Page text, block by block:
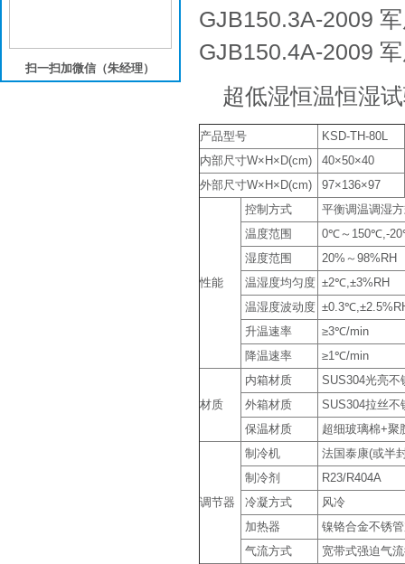
GJB150.3A-2009
GJB150.4A-2009
超低湿恒温恒湿
产品型号
KSD-TH-80L
内部尺寸W×H×D(cm)
40×50×40
外部尺寸W×H×D(cm)
97×136×97
性能
控制方式
平衡调温调湿
温度范围
0℃～150℃,-
湿度范围
20%～98%RH
温湿度均匀度 ±2℃,±3%RH
温湿度波动度
升温速率
≥3℃/min
降温速率
≥1℃/min
材质
内箱材质
SUS304光亮不
外箱材质
SUS304拉丝不
保温材质
超细玻璃棉+聚
调节器
制冷机
法国泰康(或半
制冷剂
R23/R404A
冷凝方式
风冷
加热器
镍铬合金不锈
气流方式
宽带式强迫气
扫一扫加微信（朱经理）